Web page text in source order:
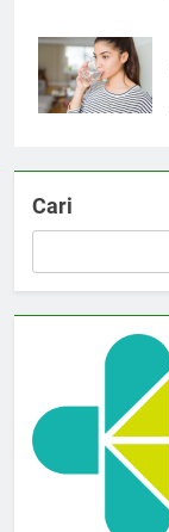
Cari